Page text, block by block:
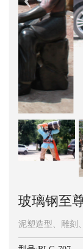
玻璃钢至
泥塑造型、雕刻